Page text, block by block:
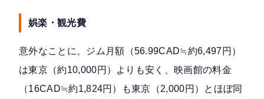
娯楽・観光費
意外なことに、ジム月額（56.99CAD≒約6,497円）
は東京（約10,000円）よりも安く、映画館の料金
（16CAD≒約1,824円）も東京（2,000円）とほぼ同